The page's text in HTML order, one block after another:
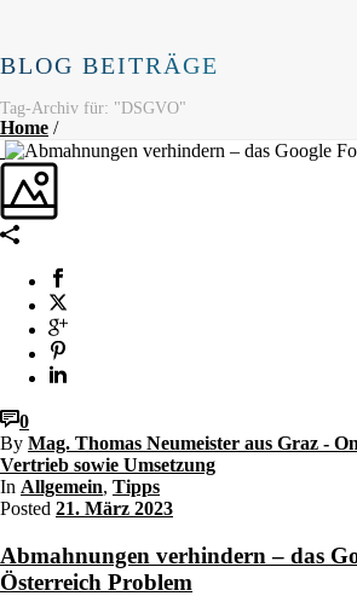
BLOG BEITRÄGE
Tag-Archiv für: "DSGVO"
Home /
0
By Mag. Thomas Neumeister aus Graz -
Vertrieb sowie Umsetzung
In Allgemein, Tipps
Posted 21. März 2023
Abmahnungen verhindern – das
Österreich Problem